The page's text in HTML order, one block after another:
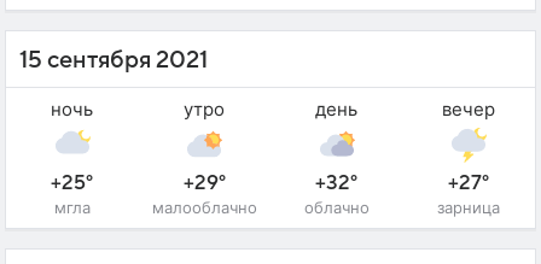
15 сентября 2021
ночь
+25°
мгла
утро
+29°
малооблачно
день
+32°
облачно
вечер
+27°
зарница